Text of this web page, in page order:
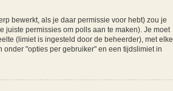
bewerkt, als je daar permissie voor hebt) zou je
permissies om polls aan te maken). Je moet
(limiet is ingesteld door de beheerder), met elke
"opties per gebruiker" en een tijdslimiet in